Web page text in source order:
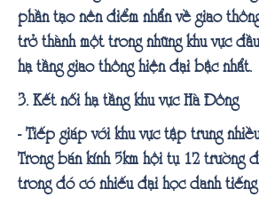
phần tạo nên điểm nhấn về giao
trở thành một trong những khu vực
hạ tầng giao thông hiện đại bậc nhất.
3. Kết nối hạ tầng khu vực Hà Đông
- Tiếp giáp với khu vực tập trung
Trong bán kính 5km hội tụ 12 trường
trong đó có nhiếu đại học danh